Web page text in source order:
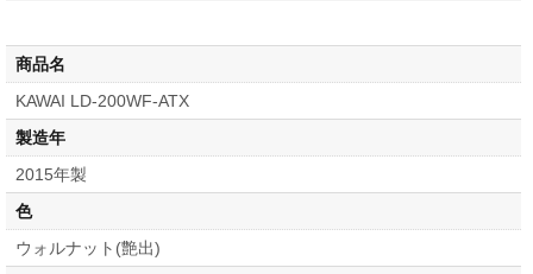
商品名
KAWAI LD-200WF-ATX
製造年
2015年製
色
ウォルナット(艶出)